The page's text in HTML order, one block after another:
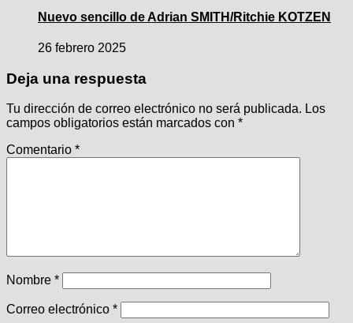
Nuevo sencillo de Adrian SMITH/Ritchie KOTZEN
26 febrero 2025
Deja una respuesta
Tu dirección de correo electrónico no será publicada. Los
campos obligatorios están marcados con *
Comentario *
Nombre *
Correo electrónico *